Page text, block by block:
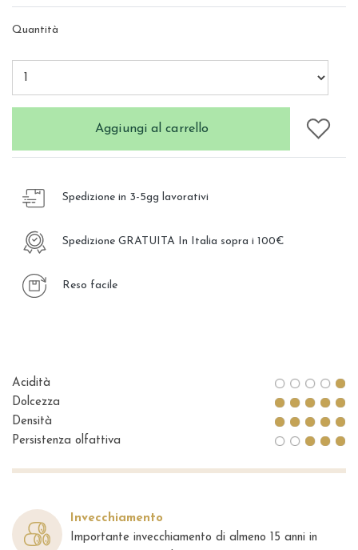
Acidità
Dolcezza
Densità
Persistenza olfattiva
Invecchiamento
Importante invecchiamento di almeno 15 anni in
Quantità
Aggiungi al carrello
Spedizione in 3-5gg lavorativi
Spedizione GRATUITA In Italia sopra i 100€
Reso facile